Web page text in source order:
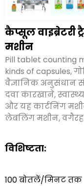
कैप्सूल
मशीन
Pill tablet counting
kinds of capsules,
वैज्ञानिक अनुसंधान
दवा कारखाने,
और यह कार्टनिंग
लेबलिंग मशीन, वगैरह.
विशिष्टता:
100 बोतलें/मिनट तक